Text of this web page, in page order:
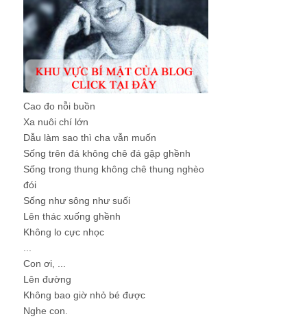
Cao đo nỗi buồn
Xa nuôi chí lớn
Dẫu làm sao thì cha vẫn muốn
Sống trên đá không chê đá gập ghềnh
Sống trong thung không chê thung nghèo
đói
Sống như sông như suối
Lên thác xuống ghềnh
Không lo cực nhọc
Con ơi, ...
Lên đường
Không bao giờ nhỏ bé được
Nghe con.